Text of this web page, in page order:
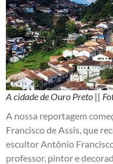
A cidade de Ouro Preto ||
A nossa reportagem
Francisco de Assis, que
escultor Antônio
professor, pintor e